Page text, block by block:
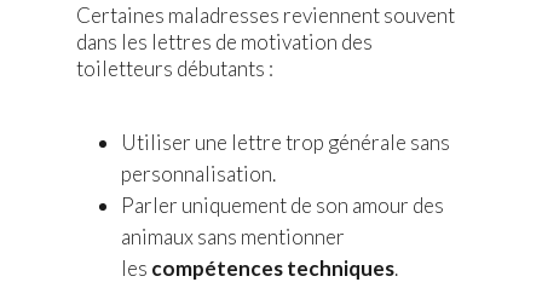
Certaines maladresses reviennent souvent
dans les lettres de motivation des
toiletteurs débutants :
Utiliser une lettre trop générale sans
personnalisation.
Parler uniquement de son amour des
animaux sans mentionner
les compétences techniques.